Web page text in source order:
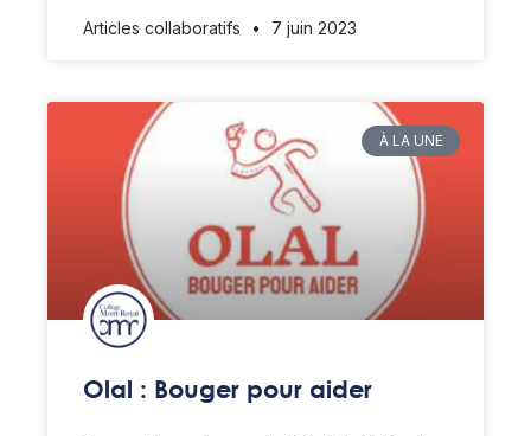
Articles collaboratifs 7 juin 2023
À LA UNE
Olal : Bouger pour aider